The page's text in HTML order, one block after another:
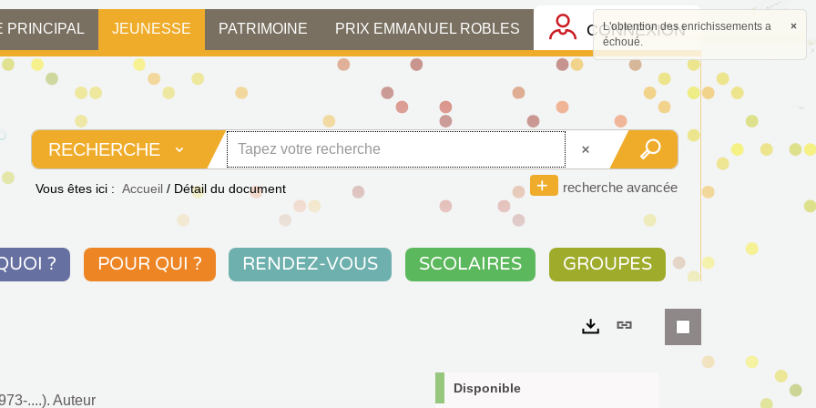
PRINCIPAL JEUNESSE PATRIMOINE PRIX EMMANUEL ROBLES CONNEXION
RECHERCHE
recherche avancée
Vous êtes ici : Accueil / Détail du document
? POUR QUI ? RENDEZ-VOUS SCOLAIRES GROUPES
....). Auteur
Lien
permanent
Disponible
×
L'obtention des enrichissements a
échoué.